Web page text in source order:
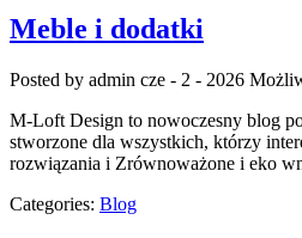
Meble i dodatki
Posted by admin cze - 2 - 2026
M-Loft Design to nowoczesny blog
stworzone dla wszystkich, którzy
rozwiązania i Zrównoważone i eko
Categories: Blog